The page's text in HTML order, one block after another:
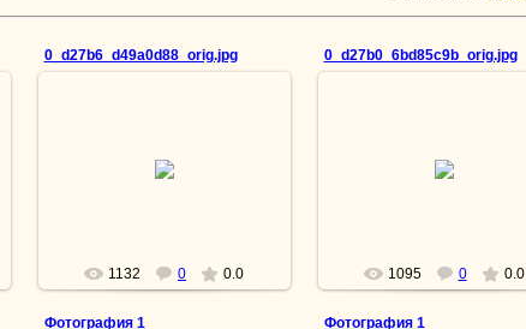
0_d27b6_d49a0d88_orig.jpg
Настоящее призвание
1132 0 0.0
0_d27b0_6bd85c9b_orig.jpg
Свидание с отцом
1095 0 0.0
Фотография 1 Фотография 1